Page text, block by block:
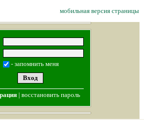
мобильная версия страницы
- запомнить меня
| восстановить пароль